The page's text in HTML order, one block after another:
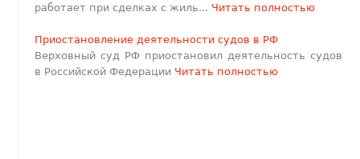
работает при сделках с жиль... Читать полностью
Приостановление деятельности судов в РФ
Верховный суд РФ приостановил деятельность судов
в Российской Федерации Читать полностью